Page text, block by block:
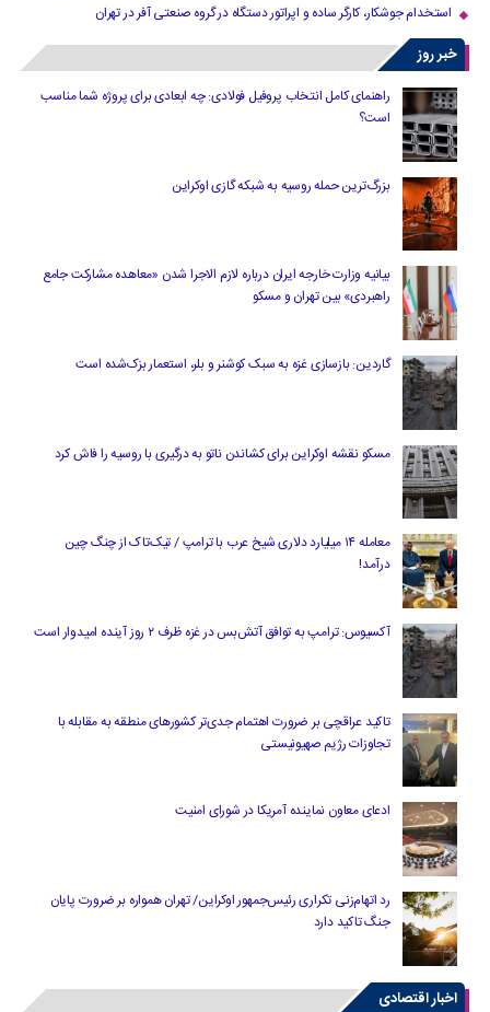
استخدام جوشکار، کارگر ساده و اپراتور دستگاه در گروه صنعتی آفر در تهران
خبر روز
راهنمای کامل انتخاب پروفیل فولادی: چه ابعادی برای پروژه شما مناسب
است؟
بزرگ‌ترین حمله روسیه به شبکه گازی اوکراین
بیانیه وزارت خارجه ایران درباره لازم‌ الاجرا شدن «معاهده مشارکت جامع
راهبردی» بین تهران و مسکو
گاردین: بازسازی غزه به سبک کوشنر و بلر، استعمار بزک‌شده است
مسکو نقشه اوکراین برای کشاندن ناتو به درگیری با روسیه را فاش کرد
معامله ۱۴ میلیارد دلاری شیخ عرب با ترامپ / تیک‌تاک از چنگ چین
درآمد!
آکسیوس: ترامپ به توافق آتش‌بس در غزه ظرف ۲ روز آینده امیدوار است
تاکید عراقچی بر ضرورت اهتمام جدی‌تر کشورهای منطقه به مقابله با
تجاوزات رژیم صهیونیستی
ادعای معاون نماینده آمریکا در شورای امنیت
رد اتهام‌زنی تکراری رئیس‌جمهور اوکراین/ تهران همواره بر ضرورت پایان
جنگ تاکید دارد
اخبار اقتصادی